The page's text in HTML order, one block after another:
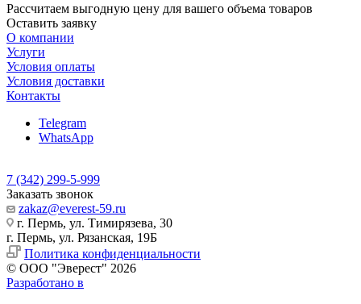
Рассчитаем выгодную цену для вашего объема товаров
Оставить заявку
О компании
Услуги
Условия оплаты
Условия доставки
Контакты
Telegram
WhatsApp
7 (342) 299-5-999
Заказать звонок
zakaz@everest-59.ru
г. Пермь, ул. Тимирязева, 30
г. Пермь, ул. Рязанская, 19Б
Политика конфиденциальности
© ООО "Эверест" 2026
Разработано в